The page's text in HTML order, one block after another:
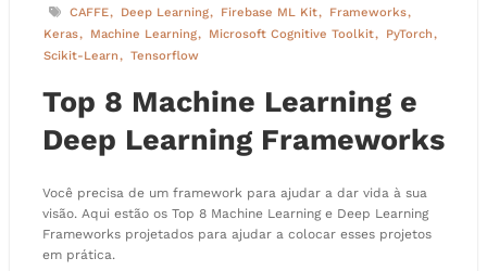
CAFFE
Deep Learning Firebase ML Kit
Frameworks
Keras
Machine Learning Microsoft Cognitive Toolkit
PyTorch
Scikit-Learn
Tensorflow
Top 8 Machine Learning e
Deep Learning Frameworks
Você precisa de um framework para ajudar a dar vida à sua
visão. Aqui estão os Top 8 Machine Learning e Deep Learning
Frameworks projetados para ajudar a colocar esses projetos
em prática.